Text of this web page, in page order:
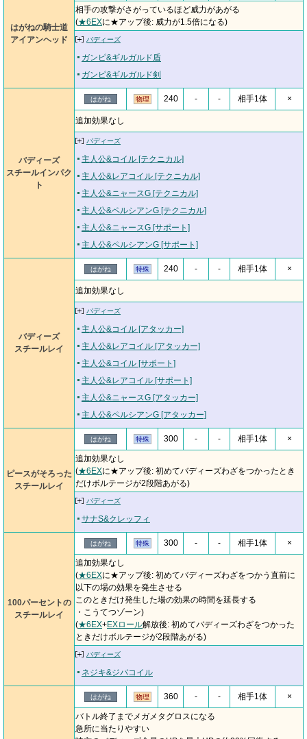
はがねの騎士道
アイアンヘッド
相手の攻撃がさがっているほど威力があがる
(★6EXに★アップ後: 威力が1.5倍になる)
バディーズ
ガンピ&ギルガルド盾
ガンピ&ギルガルド剣
バディーズ
スチールインパク
ト
はがね 物理 240 - - 相手1体 ×
追加効果なし
バディーズ
主人公&コイル [テクニカル]
主人公&レアコイル [テクニカル]
主人公&ニャースG [テクニカル]
主人公&ペルシアンG [テクニカル]
主人公&ニャースG [サポート]
主人公&ペルシアンG [サポート]
バディーズ
スチールレイ
はがね 特殊 240 - - 相手1体 ×
追加効果なし
バディーズ
主人公&コイル [アタッカー]
主人公&レアコイル [アタッカー]
主人公&コイル [サポート]
主人公&レアコイル [サポート]
主人公&ニャースG [アタッカー]
主人公&ペルシアンG [アタッカー]
ピースがそろった
スチールレイ
はがね 特殊 300 - - 相手1体 ×
追加効果なし
(★6EXに★アップ後: 初めてバディーズわざをつかったとき
だけボルテージが2段階あがる)
バディーズ
サナS&クレッフィ
100パーセントの
スチールレイ
はがね 特殊 300 - - 相手1体 ×
追加効果なし
(★6EXに★アップ後: 初めてバディーズわざをつかう直前に
以下の場の効果を発生させる
このときだけ発生した場の効果の時間を延長する
・こうてつゾーン)
(★6EX+EXロール解放後: 初めてバディーズわざをつかった
ときだけボルテージが2段階あがる)
バディーズ
ネジキ&ジバコイル
はがね 物理 360 - - 相手1体 ×
バトル終了までメガメタグロスになる
急所に当たりやすい